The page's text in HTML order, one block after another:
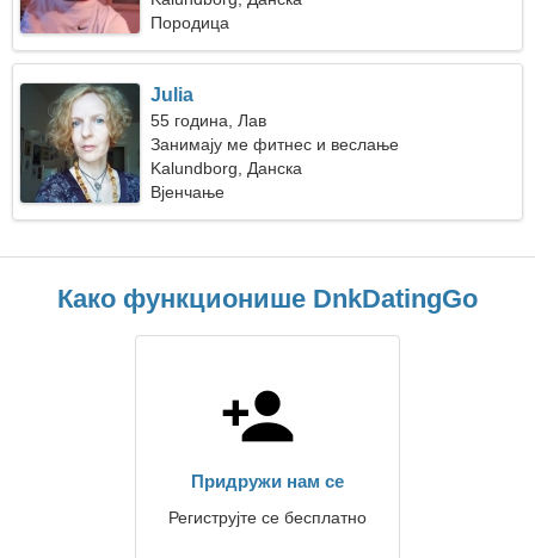
Породица
Julia
55 година, Лав
Занимају ме фитнес и веслање
Kalundborg, Данска
Вјенчање
Како функционише DnkDatingGo
Придружи нам се
Региструјте се бесплатно